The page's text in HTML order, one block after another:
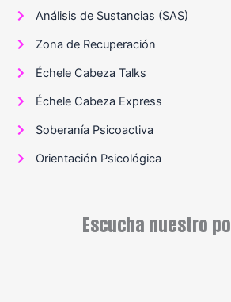
Análisis de Sustancias (SAS)
Zona de Recuperación
Échele Cabeza Talks
Échele Cabeza Express
Soberanía Psicoactiva
Orientación Psicológica
Escucha nuestro